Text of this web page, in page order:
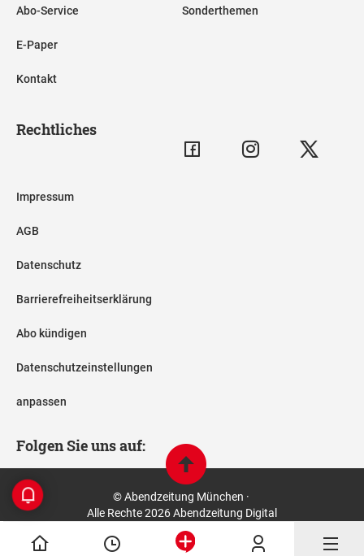
Abo-Service
E-Paper
Kontakt
Sonderthemen
Rechtliches
Impressum
AGB
Datenschutz
Barrierefreiheitserklärung
Abo kündigen
Datenschutzeinstellungen
anpassen
Folgen Sie uns auf:
© Abendzeitung München ·
Alle Rechte 2026 Abendzeitung Digital